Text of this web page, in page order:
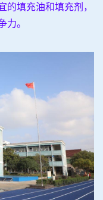
的填充油和填充剂，
力。